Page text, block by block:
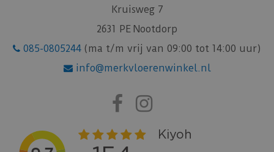
Kruisweg 7
2631 PE Nootdorp
085-0805244 (ma t/m vrij van 09:00 tot 14:00 uur)
info@merkvloerenwinkel.nl